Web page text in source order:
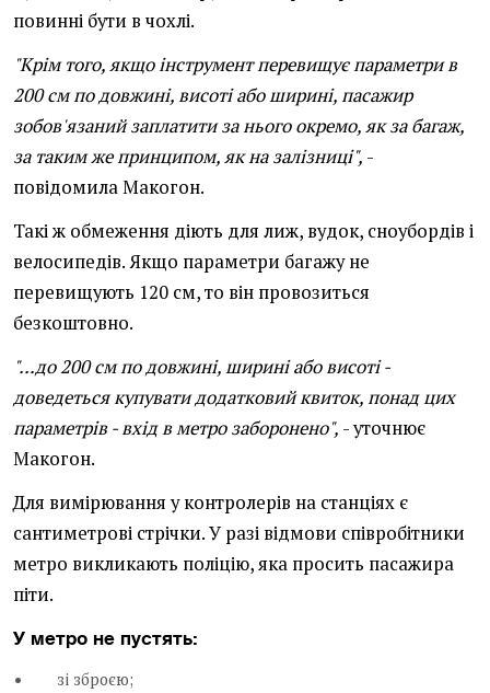
повинні бути в чохлі.
"Крім того, якщо інструмент перевищує параметри в
200 см по довжині, висоті або ширині, пасажир
зобов'язаний заплатити за нього окремо, як за багаж,
за таким же принципом, як на залізниці", -
повідомила Макогон.
Такі ж обмеження діють для лиж, вудок, сноубордів і
велосипедів. Якщо параметри багажу не
перевищують 120 см, то він провозиться
безкоштовно.
"...до 200 см по довжині, ширині або висоті -
доведеться купувати додатковий квиток, понад цих
параметрів - вхід в метро заборонено", - уточнює
Макогон.
Для вимірювання у контролерів на станціях є
сантиметрові стрічки. У разі відмови співробітники
метро викликають поліцію, яка просить пасажира
піти.
У метро не пустять:
зі зброєю;